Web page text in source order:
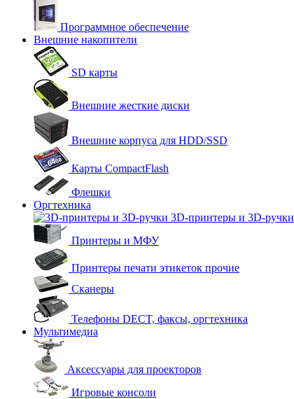
Программное обеспечение
Внешние накопители
SD карты
Внешние жесткие диски
Внешние корпуса для HDD/SSD
Карты CompactFlash
Флешки
Оргтехника
3D-принтеры и 3D-ручки
Принтеры и МФУ
Принтеры печати этикеток прочие
Сканеры
Телефоны DECT, факсы, оргтехника
Мультимедиа
Аксессуары для проекторов
Игровые консоли